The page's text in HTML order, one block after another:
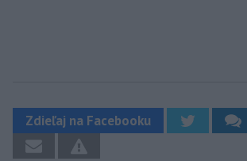
Zdieľaj na Facebooku